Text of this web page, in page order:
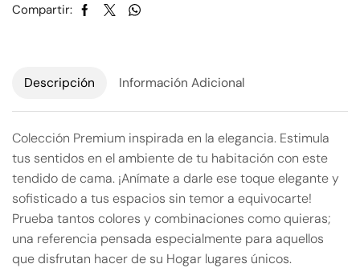
Compartir:
Descripción Información Adicional
Colección Premium inspirada en la elegancia. Estimula
tus sentidos en el ambiente de tu habitación con este
tendido de cama. ¡Anímate a darle ese toque elegante y
sofisticado a tus espacios sin temor a equivocarte!
Prueba tantos colores y combinaciones como quieras;
una referencia pensada especialmente para aquellos
que disfrutan hacer de su Hogar lugares únicos.